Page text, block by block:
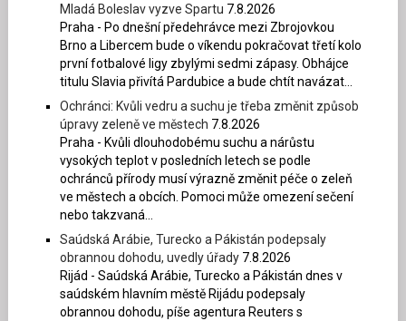
Mladá Boleslav vyzve Spartu 7.8.2026
Praha - Po dnešní předehrávce mezi Zbrojovkou
Brno a Libercem bude o víkendu pokračovat třetí kolo
první fotbalové ligy zbylými sedmi zápasy. Obhájce
titulu Slavia přivítá Pardubice a bude chtít navázat...
Ochránci: Kvůli vedru a suchu je třeba změnit způsob
úpravy zeleně ve městech 7.8.2026
Praha - Kvůli dlouhodobému suchu a nárůstu
vysokých teplot v posledních letech se podle
ochránců přírody musí výrazně změnit péče o zeleň
ve městech a obcích. Pomoci může omezení sečení
nebo takzvaná...
Saúdská Arábie, Turecko a Pákistán podepsaly
obrannou dohodu, uvedly úřady 7.8.2026
Rijád - Saúdská Arábie, Turecko a Pákistán dnes v
saúdském hlavním městě Rijádu podepsaly
obrannou dohodu, píše agentura Reuters s